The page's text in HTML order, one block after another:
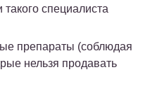
специалиста
препараты (соблюдая
нельзя продавать